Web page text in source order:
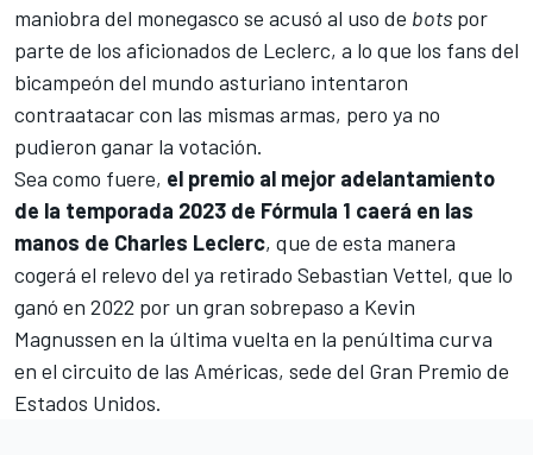
maniobra del monegasco se acusó al uso de bots por
parte de los aficionados de Leclerc, a lo que los fans del
bicampeón del mundo asturiano intentaron
contraatacar con las mismas armas, pero ya no
pudieron ganar la votación.
Sea como fuere, el premio al mejor adelantamiento
de la temporada 2023 de Fórmula 1 caerá en las
manos de Charles Leclerc, que de esta manera
cogerá el relevo del ya retirado Sebastian Vettel, que lo
ganó en 2022 por un gran sobrepaso a Kevin
Magnussen en la última vuelta en la penúltima curva
en el circuito de las Américas, sede del Gran Premio de
Estados Unidos.